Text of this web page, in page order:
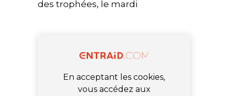
des trophées, le mardi
En acceptant les cookies,
vous accédez aux